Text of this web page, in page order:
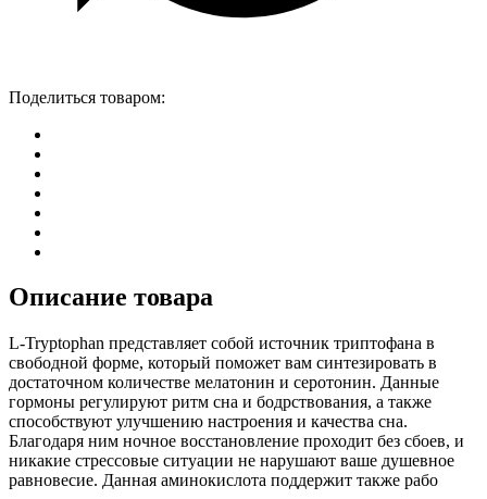
Поделиться товаром:
Описание товара
L-Tryptophan представляет собой источник триптофана в
свободной форме, который поможет вам синтезировать в
достаточном количестве мелатонин и серотонин. Данные
гормоны регулируют ритм сна и бодрствования, а также
способствуют улучшению настроения и качества сна.
Благодаря ним ночное восстановление проходит без сбоев, и
никакие стрессовые ситуации не нарушают ваше душевное
равновесие. Данная аминокислота поддержит также рабо